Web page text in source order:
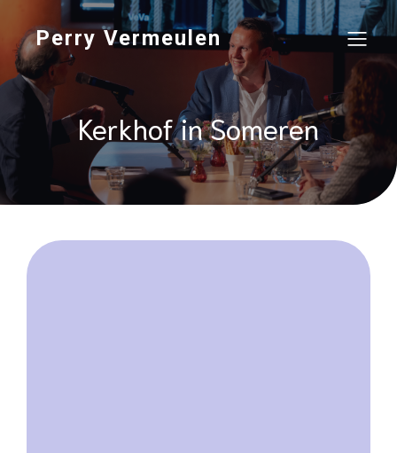
Perry Vermeulen
Kerkhof in Someren